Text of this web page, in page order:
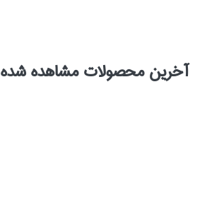
آخرین محصولات مشاهده شده